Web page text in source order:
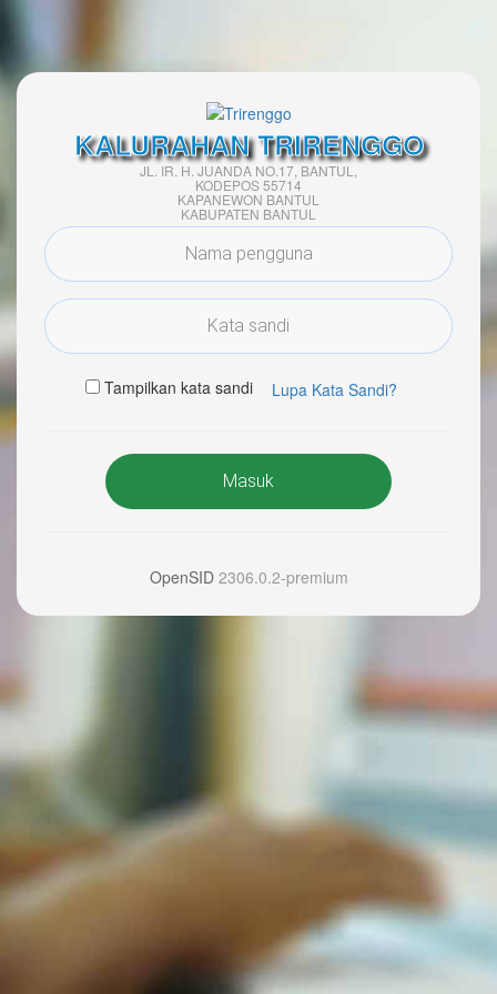
KALURAHAN TRIRENGGO
JL. IR. H. JUANDA NO.17, BANTUL,
KODEPOS 55714
KAPANEWON BANTUL
KABUPATEN BANTUL
Tampilkan kata sandi Lupa Kata Sandi?
Masuk
OpenSID2306.0.2-premium